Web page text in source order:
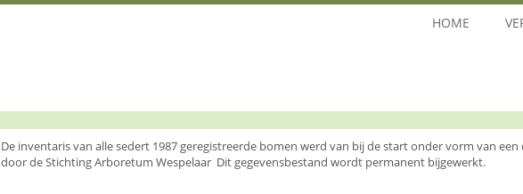
HOME
De inventaris van alle sedert 1987 geregistreerde bomen werd van bij de start onder vorm van een
door de Stichting Arboretum Wespelaar Dit gegevensbestand wordt permanent bijgewerkt.